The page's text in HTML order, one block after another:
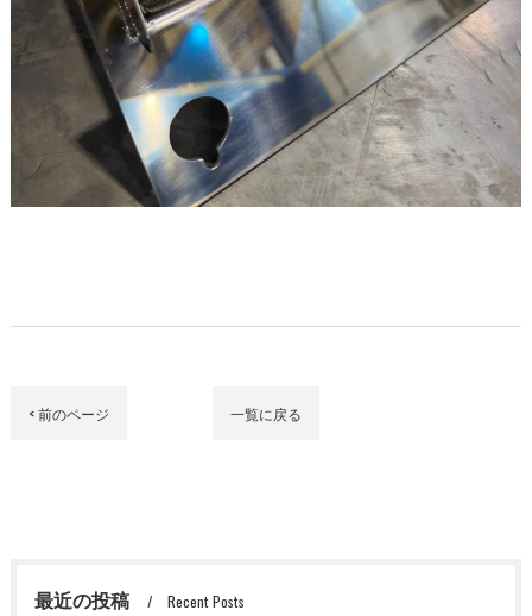
< 前のページ 一覧に戻る
最近の投稿 Recent Posts